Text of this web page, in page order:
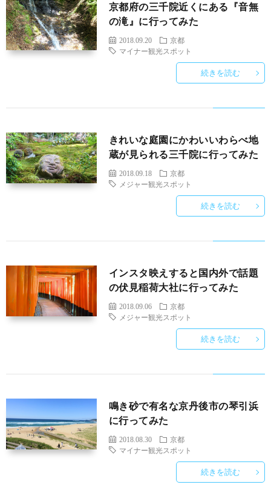
京都府の三千院近くにある『音無
の滝』に行ってみた
2018.09.20
京都
マイナー観光スポット
続きを読む
きれいな庭園にかわいいわらべ地
蔵が見られる三千院に行ってみた
2018.09.18
京都
メジャー観光スポット
続きを読む
インスタ映えすると国内外で話題
の伏見稲荷大社に行ってみた
2018.09.06
京都
メジャー観光スポット
続きを読む
鳴き砂で有名な京丹後市の琴引浜
に行ってみた
2018.08.30
京都
マイナー観光スポット
続きを読む